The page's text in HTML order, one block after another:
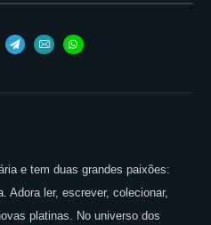
e tem duas grandes paixões:
Adora ler, escrever, colecionar,
platinas. No universo dos